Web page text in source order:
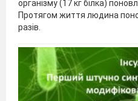
організму (17 кг білка)
Протягом життя людина
разів.